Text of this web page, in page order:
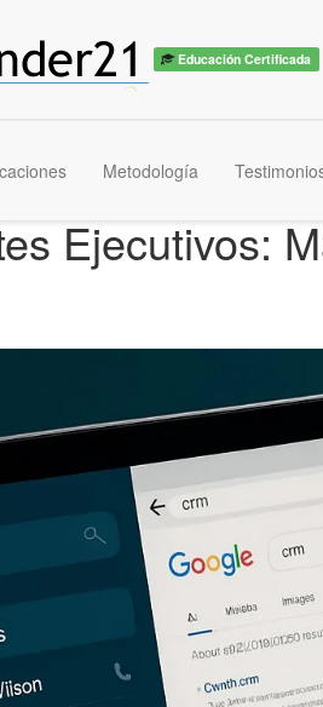
Educación Certificada
Metodología
Ejecutivos: